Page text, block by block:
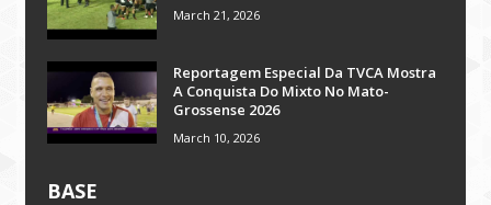
March 21, 2026
Reportagem Especial Da TVCA Mostra
A Conquista Do Mixto No Mato-
Grossense 2026
March 10, 2026
BASE